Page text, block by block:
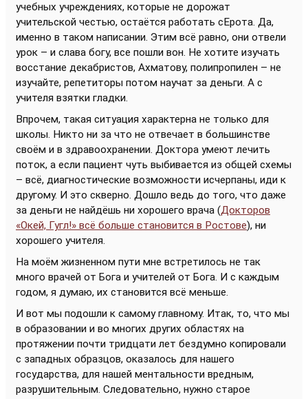
учебных учреждениях, которые не дорожат
учительской честью, остаётся работать сЕрота. Да,
именно в таком написании. Этим всё равно, они отвели
урок – и слава богу, все пошли вон. Не хотите изучать
восстание декабристов, Ахматову, полипропилен – не
изучайте, репетиторы потом научат за деньги. А с
учителя взятки гладки.
Впрочем, такая ситуация характерна не только для
школы. Никто ни за что не отвечает в большинстве
своём и в здравоохранении. Доктора умеют лечить
поток, а если пациент чуть выбивается из общей схемы
– всё, диагностические возможности исчерпаны, иди к
другому. И это скверно. Дошло ведь до того, что даже
за деньги не найдёшь ни хорошего врача (Докторов
«Окей, Гугл!» всё больше становится в Ростове), ни
хорошего учителя.
На моём жизненном пути мне встретилось не так
много врачей от Бога и учителей от Бога. И с каждым
годом, я думаю, их становится всё меньше.
И вот мы подошли к самому главному. Итак, то, что мы
в образовании и во многих других областях на
протяжении почти тридцати лет бездумно копировали
с западных образцов, оказалось для нашего
государства, для нашей ментальности вредным,
разрушительным. Следовательно, нужно старое